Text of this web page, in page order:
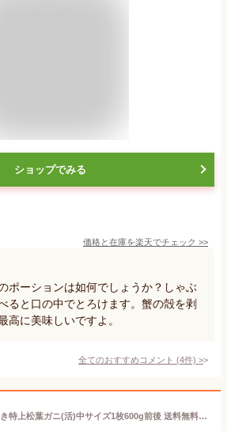
ショップでみる
価格と在庫を楽天でチェック >>
ポーションは如何でしょうか？しゃぶ
ると口の中でとろけます。蟹の殻を剥
高に美味しいですよ。
全てのおすすめコメント (4件) >
【ご予約】タグ付き特上松葉ガニ(活)中サイズ1枚600g前後 送料無料 (ずわい蟹 ずわいがに ズワイガニ かに カニ 蟹 生 松葉がに 姿 刺身)